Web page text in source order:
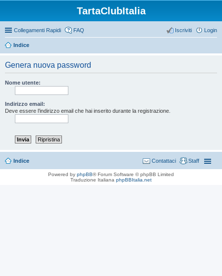
TartaClubItalia
Collegamenti Rapidi FAQ Login
Iscriviti
Indice
Genera nuova password
Nome utente:
Indirizzo email:
Deve essere l’indirizzo email che hai inserito durante la registrazione.
Indice Staff
Contattaci
Powered by phpBB® Forum Software © phpBB Limited
Traduzione Italiana phpBBItalia.net